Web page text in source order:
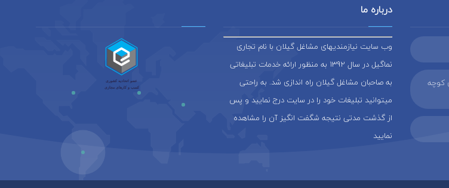
کوچه
درباره ما
وب سایت نیازمندیهای مشاغل گیلان با نام تجاری
نماگیل در سال 1392 به منظور ارائه خدمات تبلیغاتی
به صاحبان مشاغل گیلان راه اندازی شد. به راحتی
میتوانید تبلیغات خود را در سایت درج نمایید و پس
از گذشت مدتی نتیجه شگفت انگیز آن را مشاهده
نمایید